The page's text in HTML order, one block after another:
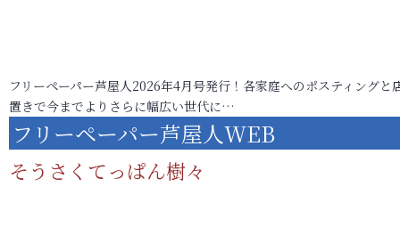
フリーペーパー芦屋人2026年4月号発行！各家庭へのポスティングと
置きで今までよりさらに幅広い世代に…
フリーペーパー芦屋人WEB
そうさくてっぱん樹々